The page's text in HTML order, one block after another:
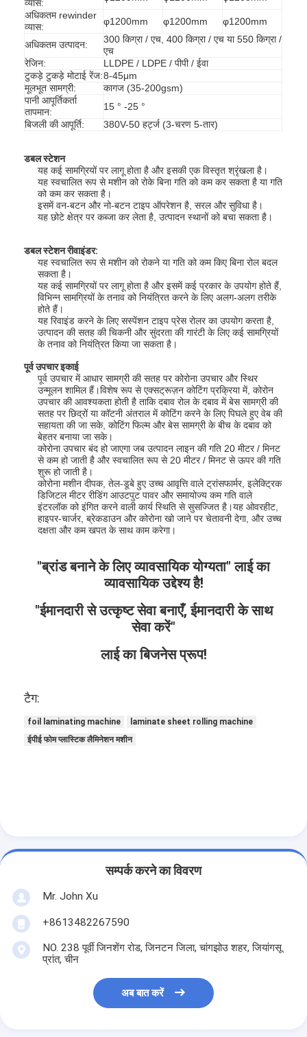
उत्पादों
हमारे बारे में
कारखाना भ्रमण
गुणवत्ता नियंत्रण
संपर्क करें
समाचार
बाहर निकालना कोटिंग फाड़ना मशीन
एक्सट्रूज़न लैमिनेटिंग मशीन
फिल्म laminating मशीन
प्लास्टिक फाड़ना मशीन
पिघल उड़ा कपड़ा मशीन
व्यास:
अधिकतम rewinder
व्यास:
φ1200mm φ1200mm φ1200mm
अधिकतम उत्पादन:
300 किग्रा / एच, 400 किग्रा / एच या 550 किग्रा /
एच
रेजिन:
LLDPE / LDPE / पीपी / ईवा
टुकड़े टुकड़े मोटाई रेंज:8-45μm
मूलभूत सामग्री:
कागज (35-200gsm)
पानी आपूर्तिकर्ता
तापमान:
15 ° -25 °
बिजली की आपूर्ति:
380V-50 हर्ट्ज (3-चरण 5-तार)
डबल स्टेशन
यह कई सामग्रियों पर लागू होता है और इसकी एक विस्तृत श्रृंखला है।
यह स्वचालित रूप से मशीन को रोके बिना गति को कम कर सकता है या गति
को कम कर सकता है।
इसमें वन-बटन और नो-बटन टाइप ऑपरेशन है, सरल और सुविधा है।
यह छोटे क्षेत्र पर कब्जा कर लेता है, उत्पादन स्थानों को बचा सकता है।
डबल स्टेशन रीवाइंडर:
यह स्वचालित रूप से मशीन को रोकने या गति को कम किए बिना रोल बदल
सकता है।
यह कई सामग्रियों पर लागू होता है और इसमें कई प्रकार के उपयोग होते हैं,
विभिन्न सामग्रियों के तनाव को नियंत्रित करने के लिए अलग-अलग तरीके
होते हैं।
यह रिवाइंड करने के लिए सस्पेंशन टाइप प्रेस रोलर का उपयोग करता है,
उत्पादन की सतह की चिकनी और सुंदरता की गारंटी के लिए कई सामग्रियों
के तनाव को नियंत्रित किया जा सकता है।
पूर्व उपचार इकाई
पूर्व उपचार में आधार सामग्री की सतह पर कोरोना उपचार और स्थिर
उन्मूलन शामिल हैं।विशेष रूप से एक्सट्रूज़न कोटिंग प्रक्रिया में, कोरोन
उपचार की आवश्यकता होती है ताकि दबाव रोल के दबाव में बेस सामग्री की
सतह पर छिद्रों या कॉटनी अंतराल में कोटिंग करने के लिए पिघले हुए वेब की
सहायता की जा सके, कोटिंग फिल्म और बेस सामग्री के बीच के दबाव को
बेहतर बनाया जा सके।
कोरोना उपचार बंद हो जाएगा जब उत्पादन लाइन की गति 20 मीटर / मिनट
से कम हो जाती है और स्वचालित रूप से 20 मीटर / मिनट से ऊपर की गति
शुरू हो जाती है।
कोरोना मशीन दीपक, तेल-डूबे हुए उच्च आवृत्ति वाले ट्रांसफार्मर, इलेक्ट्रिक
डिजिटल मीटर रीडिंग आउटपुट पावर और समायोज्य कम गति वाले
इंटरलॉक को इंगित करने वाली कार्य स्थिति से सुसज्जित है।यह ओवरहीट,
हाइपर-चार्जर, ब्रेकडाउन और कोरोना खो जाने पर चेतावनी देगा, और उच्च
दक्षता और कम खपत के साथ काम करेगा।
"ब्रांड बनाने के लिए व्यावसायिक योग्यता" लाई का
व्यावसायिक उद्देश्य है!
"ईमानदारी से उत्कृष्ट सेवा बनाएँ, ईमानदारी के साथ
सेवा करें"
लाई का बिजनेस प्रूप!
टैग:
foil laminating machine
laminate sheet rolling machine
ईपीई फोम प्लास्टिक लैमिनेशन मशीन
सम्पर्क करने का विवरण
Mr. John Xu
+8613482267590
NO. 238 पूर्वी जिनशेंग रोड, जिनटन जिला, चांगझोउ शहर, जियांगसू
प्रांत, चीन
अब बात करें